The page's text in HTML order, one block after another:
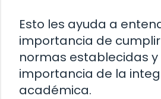
Esto les ayuda a
importancia de
normas establecidas
importancia de la
académica.